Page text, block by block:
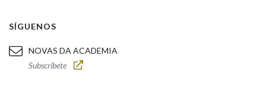
SÍGUENOS
NOVAS DA ACADEMIA
Subscríbete